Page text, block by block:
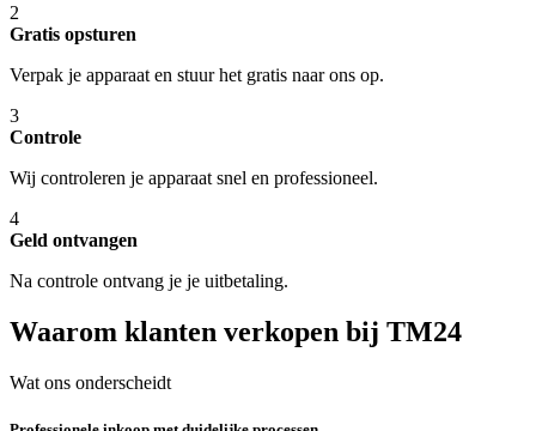
2
Gratis opsturen
Verpak je apparaat en stuur het gratis naar ons op.
3
Controle
Wij controleren je apparaat snel en professioneel.
4
Geld ontvangen
Na controle ontvang je je uitbetaling.
Waarom klanten verkopen bij TM24
Wat ons onderscheidt